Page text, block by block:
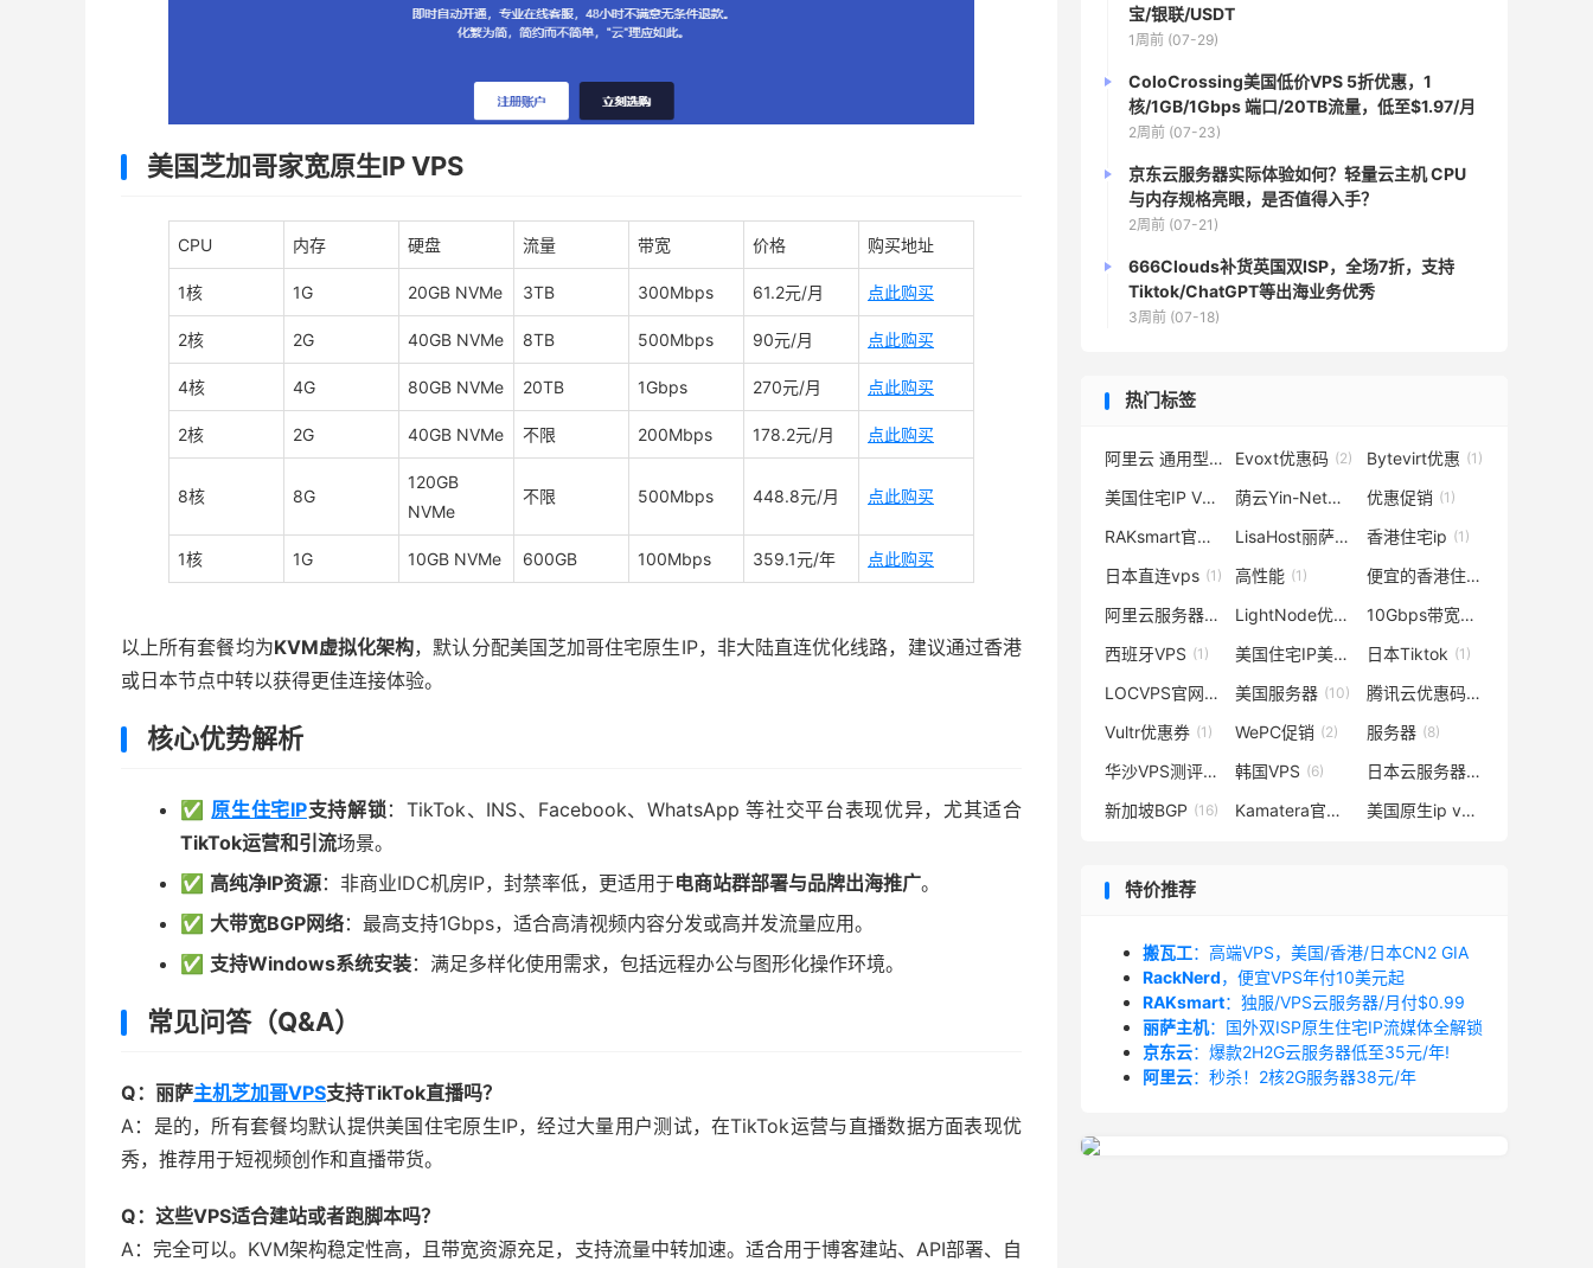
美国芝加哥家宽原生IP VPS
CPU 内存 硬盘 流量 带宽 价格 购买地址
1核 1G 20GB NVMe 3TB 300Mbps 61.2元/月 点此购买
2核 2G 40GB NVMe 8TB 500Mbps 90元/月 点此购买
4核 4G 80GB NVMe 20TB 1Gbps 270元/月 点此购买
2核 2G 40GB NVMe 不限 200Mbps 178.2元/月 点此购买
8核 8G
120GB
NVMe
不限 500Mbps 448.8元/月 点此购买
1核 1G 10GB NVMe 600GB 100Mbps 359.1元/年 点此购买
以上所有套餐均为KVM虚拟化架构，默认分配美国芝加哥住宅原生IP，非大陆直连优化线路，建议通过香港
或日本节点中转以获得更佳连接体验。
核心优势解析
✅ 原生住宅IP支持解锁：TikTok、INS、Facebook、WhatsApp 等社交平台表现优异，尤其适合
TikTok运营和引流场景。
✅ 高纯净IP资源：非商业IDC机房IP，封禁率低，更适用于电商站群部署与品牌出海推广。
✅ 大带宽BGP网络：最高支持1Gbps，适合高清视频内容分发或高并发流量应用。
✅ 支持Windows系统安装：满足多样化使用需求，包括远程办公与图形化操作环境。
常见问答（Q&A）
Q：丽萨主机芝加哥VPS支持TikTok直播吗？
A：是的，所有套餐均默认提供美国住宅原生IP，经过大量用户测试，在TikTok运营与直播数据方面表现优
秀，推荐用于短视频创作和直播带货。
Q：这些VPS适合建站或者跑脚本吗？
A：完全可以。KVM架构稳定性高，且带宽资源充足，支持流量中转加速。适合用于博客建站、API部署、自
宝/银联/USDT
1周前 (07-29)
ColoCrossing美国低价VPS 5折优惠，1
核/1GB/1Gbps 端口/20TB流量，低至$1.97/月
2周前 (07-23)
京东云服务器实际体验如何？轻量云主机 CPU
与内存规格亮眼，是否值得入手？
2周前 (07-21)
666Clouds补货英国双ISP，全场7折，支持
Tiktok/ChatGPT等出海业务优秀
3周前 (07-18)
热门标签
阿里云 通用型U1实例 (1)
Evoxt优惠码 (2) Bytevirt优惠 (1)
美国住宅IP VPS (36) 荫云Yin-Net官网 (1)
优惠促销 (1)
RAKsmart官网 LisaHost丽萨主机：美国9929/美国4837 香港住宅ip (1)
日本直连vps (1) 高性能 (1) 便宜的香港住宅ip
阿里云服务器
(5) LightNode优惠券 (1) 10Gbps带宽服务器
西班牙VPS (1) 美国住宅IP美国住宅IP服务器 (1)
日本Tiktok (1)
LOCVPS官网
(1) 美国服务器 (10) 腾讯云优惠码
(2)
Vultr优惠券 (1) WePC促销 (2) 服务器 (8)
华沙VPS测评
(2) 韩国VPS (6) 日本云服务器
(1)
新加坡BGP (16) Kamatera官网 美国原生ip vps
特价推荐
搬瓦工：高端VPS，美国/香港/日本CN2 GIA
RackNerd，便宜VPS年付10美元起
RAKsmart：独服/VPS云服务器/月付$0.99
丽萨主机：国外双ISP原生住宅IP流媒体全解锁
京东云：爆款2H2G云服务器低至35元/年!
阿里云：秒杀！2核2G服务器38元/年